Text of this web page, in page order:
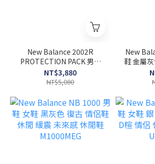
New Balance 2002R
PROTECTION PACK 男女
雨云灰 拼布 復古 慢跑鞋
M2002RDA
NT$3,880
NT$5,080
New
鞋 金屬
休閒 運